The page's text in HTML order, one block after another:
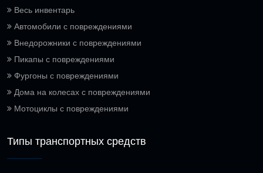
Весь инвентарь
Автомобили с повреждениями
Внедорожники с повреждениями
Пикапы с повреждениями
Фургоны с повреждениями
Дома на колесах с повреждениями
Мотоциклы с повреждениями
Типы транспортных средств